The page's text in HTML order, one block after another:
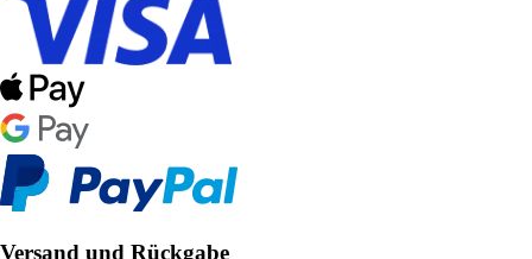
Versand und Rückgabe